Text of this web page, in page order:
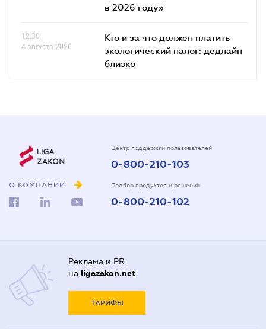
в 2026 году»
12.30
4 августа 2026
Кто и за что должен платить
экологический налог: дедлайн
близко
О КОМПАНИИ
Центр поддержки пользователей
0-800-210-103
Подбор продуктов и решений
0-800-210-102
Реклама и PR
на ligazakon.net
ТАРИФЫ